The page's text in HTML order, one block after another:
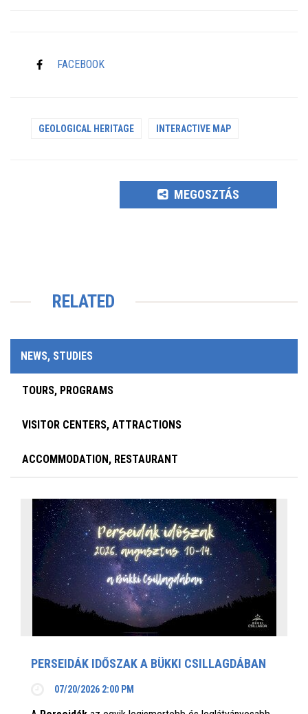
FACEBOOK
GEOLOGICAL HERITAGE INTERACTIVE MAP
MEGOSZTÁS
RELATED
NEWS, STUDIES
TOURS, PROGRAMS
VISITOR CENTERS, ATTRACTIONS
ACCOMMODATION, RESTAURANT
PERSEIDÁK IDŐSZAK A BÜKKI CSILLAGDÁBAN
07/20/2026 2:00 PM